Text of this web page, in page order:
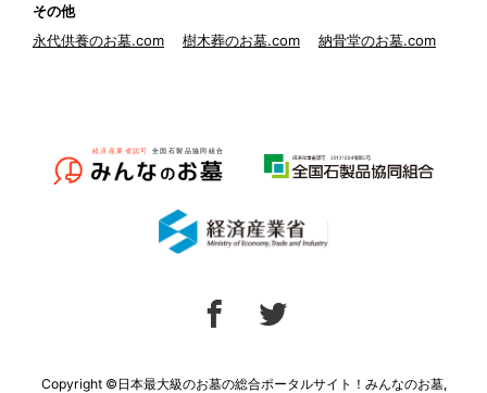
その他
永代供養のお墓.com
樹木葬のお墓.com 納骨堂のお墓.com
Copyright ©日本最大級のお墓の総合ポータルサイト！みんなのお墓,